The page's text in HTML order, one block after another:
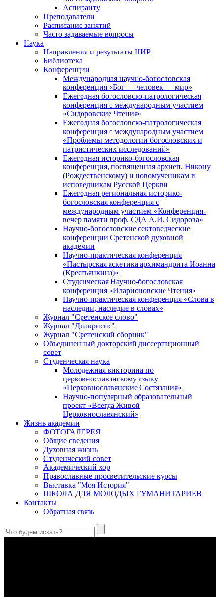
Аспиранту
Преподаватели
Расписание занятий
Часто задаваемые вопросы
Наука
Направления и результаты НИР
Библиотека
Конференции
Международная научно-богословская
конференция «Бог — человек — мир»
Ежегодная богословско-патрологическая
конференция с международным участием
«Сидоровские Чтения»
Ежегодная богословско-патрологическая
конференция с международным участием
«Проблемы методологии богословских и
патристических исследований»
Ежегодная историко-богословская
конференция, посвященная архиеп. Никону
(Рождественскому) и новомученикам и
исповедникам Русской Церкви
Ежегодная региональная историко-
богословская конференция с
международным участием «Конференция-
вечер памяти проф. СДА А.И. Сидорова»
Научно-богословские сектоведческие
конференции Сретенской духовной
академии
Научно-практическая конференция
«Пастырская аскетика архимандрита Иоанна
(Крестьянкина)»
Студенческая Научно-богословская
конференция «Иларионовские Чтения»
Научно-практическая конференция «Cлова в
наследии, наследие в словах»
Журнал "Сретенское слово"
Журнал "Диакрисис"
Журнал "Сретенский сборник"
Объединенный докторский диссертационный
совет
Студенческая наука
Молодежная викторина по
церковнославянскому языку
«Церковнославянские Состязания»
Научно-популярный образовательный
проект «Всегда Живой
Церковнославянский»
Жизнь академии
ФОТОГАЛЕРЕЯ
Общие сведения
Духовная жизнь
Студенческий совет
Академический хор
Православные просветительские курсы
Выставка "Моя История"
ШКОЛА ДЛЯ МОЛОДЫХ ГУМАНИТАРИЕВ
Контакты
Обратная связь